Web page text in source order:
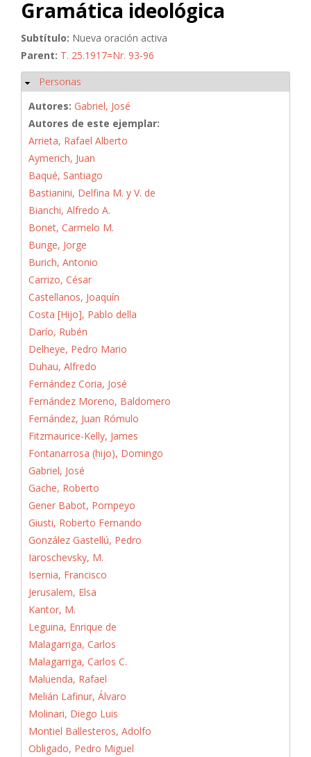
Gramática ideológica
Subtítulo: Nueva oración activa
Parent: T. 25.1917=Nr. 93-96
Ocultar
Personas
Autores: Gabriel, José
Autores de este ejemplar:
Arrieta, Rafael Alberto
Aymerich, Juan
Baqué, Santiago
Bastianini, Delfina M. y V. de
Bianchi, Alfredo A.
Bonet, Carmelo M.
Bunge, Jorge
Burich, Antonio
Carrizo, César
Castellanos, Joaquín
Costa [Hijo], Pablo della
Darío, Rubén
Delheye, Pedro Mario
Duhau, Alfredo
Fernández Coria, José
Fernández Moreno, Baldomero
Fernández, Juan Rómulo
Fitzmaurice-Kelly, James
Fontanarrosa (hijo), Domingo
Gabriel, José
Gache, Roberto
Gener Babot, Pompeyo
Giusti, Roberto Fernando
González Gastellú, Pedro
Iaroschevsky, M.
Isernia, Francisco
Jerusalem, Elsa
Kantor, M.
Leguina, Enrique de
Malagarriga, Carlos
Malagarriga, Carlos C.
Maluenda, Rafael
Melián Lafinur, Álvaro
Molinari, Diego Luis
Montiel Ballesteros, Adolfo
Obligado, Pedro Miguel